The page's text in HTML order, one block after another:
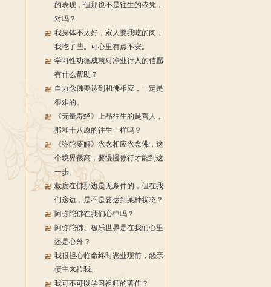
的表现，但那也不是往生的依凭，
对吗？
我身体不太好，家人要我吃的肉，
我吃了些。可心里有点不安。
学习性功德成就对净业行人的信愿
有什么帮助？
自力念佛要达到和佛相应，一定是
很难的。
《无量寿经》上品往生的是善人，
那和十八愿的往生一样吗？
《弥陀要解》念念相应念念佛，这
个境界很高，要慢慢修行才能到这
一步。
救度在佛那边是无条件的，但在我
们这边，是不是要达到某种状态？
阿弥陀佛在我们心中吗？
阿弥陀佛、极乐世界是在我们心里
还是心外？
我很担心临命终时恶业现前，怨亲
债主来拉我。
我可不可以学习祖师的著作？